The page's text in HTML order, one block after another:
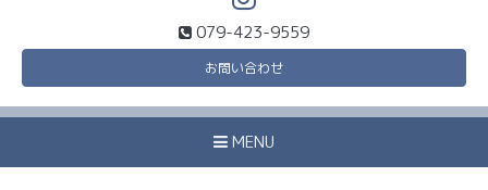
079-423-9559
お問い合わせ
MENU